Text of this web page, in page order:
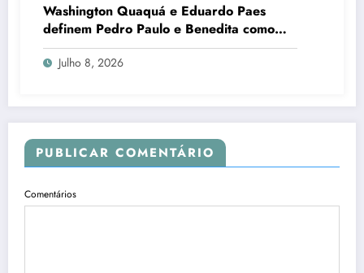
Washington Quaquá e Eduardo Paes
definem Pedro Paulo e Benedita como
candidatos ao Senado no Rio
Julho 8, 2026
PUBLICAR COMENTÁRIO
Comentários